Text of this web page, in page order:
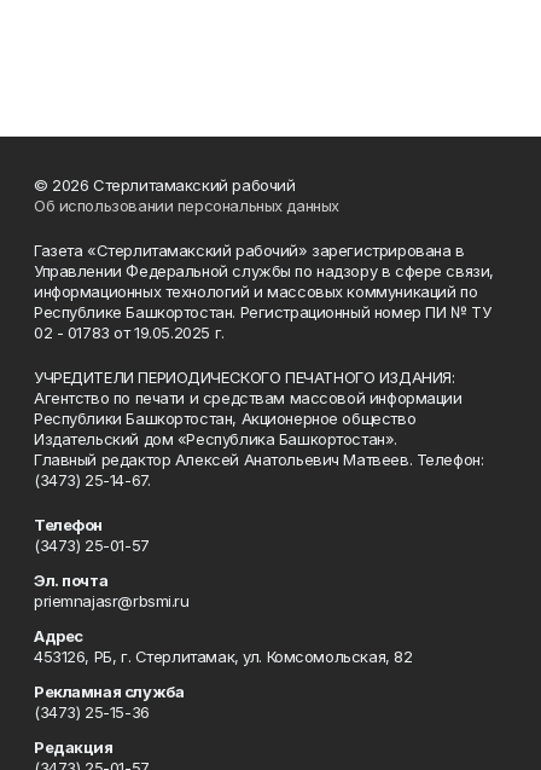
© 2026 Стерлитамакский рабочий
Об использовании персональных данных
Газета «Стерлитамакский рабочий» зарегистрирована в
Управлении Федеральной службы по надзору в сфере связи,
информационных технологий и массовых коммуникаций по
Республике Башкортостан. Регистрационный номер ПИ № ТУ
02 - 01783 от 19.05.2025 г.
УЧРЕДИТЕЛИ ПЕРИОДИЧЕСКОГО ПЕЧАТНОГО ИЗДАНИЯ:
Агентство по печати и средствам массовой информации
Республики Башкортостан, Акционерное общество
Издательский дом «Республика Башкортостан».
Главный редактор Алексей Анатольевич Матвеев. Телефон:
(3473) 25-14-67.
Телефон
(3473) 25-01-57
Эл. почта
priemnajasr@rbsmi.ru
Адрес
453126, РБ, г. Стерлитамак, ул. Комсомольская, 82
Рекламная служба
(3473) 25-15-36
Редакция